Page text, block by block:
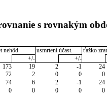
s rovnakým
nehôd usmrtení účast. ťažko
+/-
+/-
173 19 2 -1 24
72 2 0 0 0
74 6 2 -1 24
0 0 0 0 0